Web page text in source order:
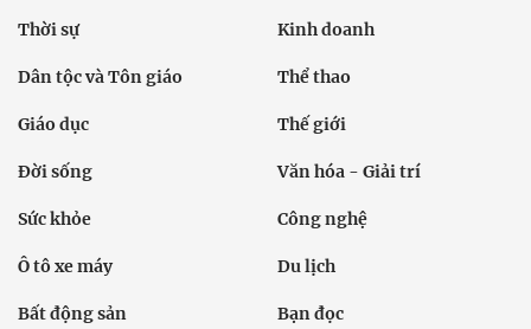
Thời sự Kinh doanh
Dân tộc và Tôn giáo Thể thao
Giáo dục Thế giới
Đời sống Văn hóa - Giải trí
Sức khỏe Công nghệ
Ô tô xe máy Du lịch
Bất động sản Bạn đọc